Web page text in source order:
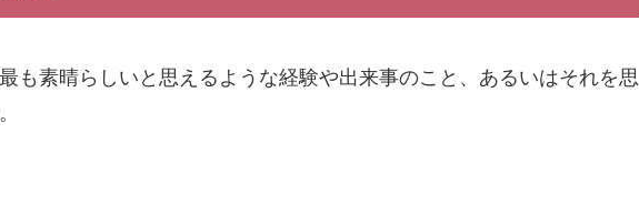
も素晴らしいと思えるような経験や出来事のこと、あるいはそれを思